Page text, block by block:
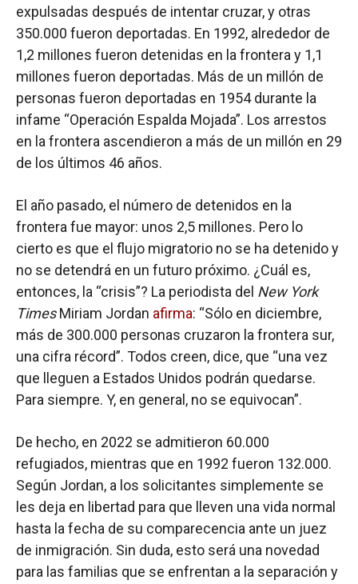
expulsadas después de intentar cruzar, y otras
350.000 fueron deportadas. En 1992, alrededor de
1,2 millones fueron detenidas en la frontera y 1,1
millones fueron deportadas. Más de un millón de
personas fueron deportadas en 1954 durante la
infame “Operación Espalda Mojada”. Los arrestos
en la frontera ascendieron a más de un millón en 29
de los últimos 46 años.
El año pasado, el número de detenidos en la
frontera fue mayor: unos 2,5 millones. Pero lo
cierto es que el flujo migratorio no se ha detenido y
no se detendrá en un futuro próximo. ¿Cuál es,
entonces, la “crisis”? La periodista del New York
TimesMiriam Jordan afirma: “Sólo en diciembre,
más de 300.000 personas cruzaron la frontera sur,
una cifra récord”. Todos creen, dice, que “una vez
que lleguen a Estados Unidos podrán quedarse.
Para siempre. Y, en general, no se equivocan”.
De hecho, en 2022 se admitieron 60.000
refugiados, mientras que en 1992 fueron 132.000.
Según Jordan, a los solicitantes simplemente se
les deja en libertad para que lleven una vida normal
hasta la fecha de su comparecencia ante un juez
de inmigración. Sin duda, esto será una novedad
para las familias que se enfrentan a la separación y